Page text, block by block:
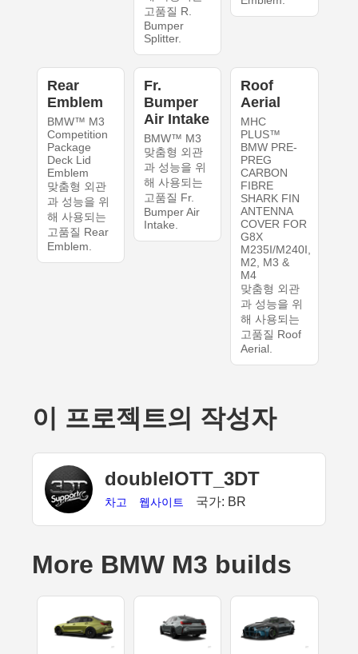
고품질 R.
Bumper
Splitter.
Rear
Emblem
BMW™ M3
Competition
Package
Deck Lid
Emblem
맞춤형 외관
과 성능을 위
해 사용되는
고품질 Rear
Emblem.
Fr.
Bumper
Air Intake
BMW™ M3
맞춤형 외관
과 성능을 위
해 사용되는
고품질 Fr.
Bumper Air
Intake.
Roof
Aerial
MHC
PLUS™
BMW PRE-
PREG
CARBON
FIBRE
SHARK FIN
ANTENNA
COVER FOR
G8X
M235I/M240I,
M2, M3 &
M4
맞춤형 외관
과 성능을 위
해 사용되는
고품질 Roof
Aerial.
이 프로젝트의 작성자
doubleIOTT_3DT
차고 웹사이트 국가: BR
More BMW M3 builds